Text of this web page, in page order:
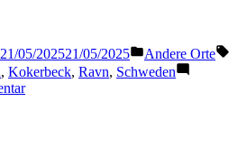
21/05/202521/05/2025
Veröffentlicht
in
Andere Orte
, Kokerbeck, Ravn, Schweden
zu